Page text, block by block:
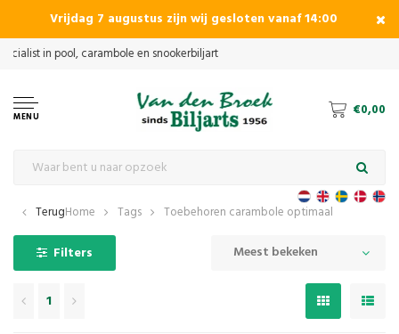
Vrijdag 7 augustus zijn wij gesloten vanaf 14:00
MENU €0,00
TerugHome Tags Toebehoren carambole optimaal
Filters Meest bekeken
1